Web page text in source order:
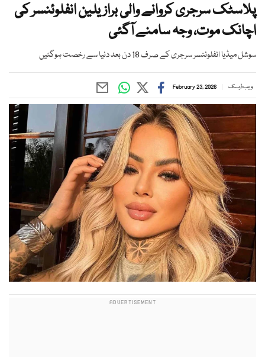
پلاسٹک سرجری کروانے والی برازیلین انفلوئنسر کی
اچانک موت، وجہ سامنے آگئی
سوشل میڈیا انفلوئنسر سرجری کے صرف 18 دن بعد دنیا سے رخصت ہوگئیں
ویب ڈیسک February 23, 2026